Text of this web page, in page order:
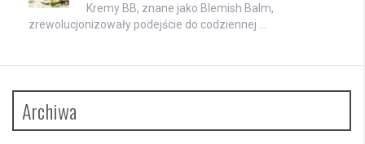
Kremy BB, znane jako Blemish Balm,
zrewolucjonizowały podejście do codziennej …
Archiwa